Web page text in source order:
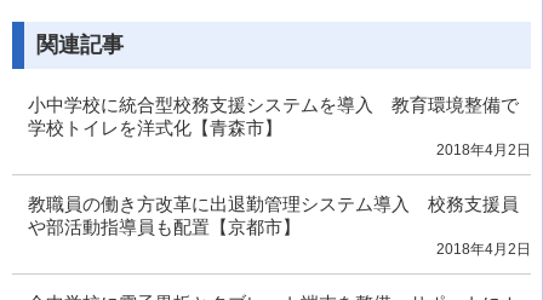
関連記事
小中学校に統合型校務支援システムを導入 教育環境整備で
学校トイレを洋式化【青森市】
2018年4月2日
教職員の働き方改革に出退勤管理システム導入 校務支援員
や部活動指導員も配置【京都市】
2018年4月2日